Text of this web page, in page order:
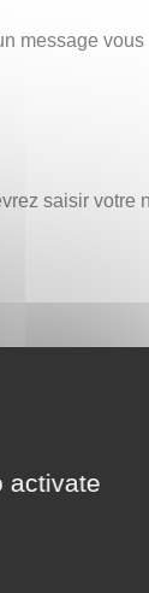
activate
message
saisir
nécessaire à
Pensez
erreur.
ici que